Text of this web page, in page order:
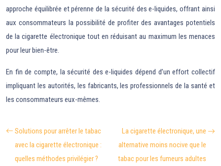
approche équilibrée et pérenne de la sécurité des e-liquides, offrant ainsi
aux consommateurs la possibilité de profiter des avantages potentiels
de la cigarette électronique tout en réduisant au maximum les menaces
pour leur bien-être.
En fin de compte, la sécurité des e-liquides dépend d’un effort collectif
impliquant les autorités, les fabricants, les professionnels de la santé et
les consommateurs eux-mêmes.
Solutions pour arrêter le tabac
avec la cigarette électronique :
quelles méthodes privilégier ?
La cigarette électronique, une
alternative moins nocive que le
tabac pour les fumeurs adultes